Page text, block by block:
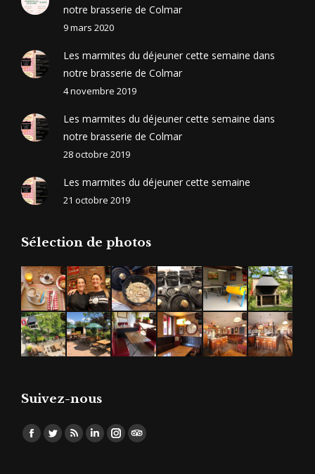
notre brasserie de Colmar
9 mars 2020
Les marmites du déjeuner cette semaine dans
notre brasserie de Colmar
4 novembre 2019
Les marmites du déjeuner cette semaine dans
notre brasserie de Colmar
28 octobre 2019
Les marmites du déjeuner cette semaine
21 octobre 2019
Sélection de photos
Suivez-nous
Trouvez nous sur :
Facebook
TwitterRSS LinkedInInstagramTripAdvisor